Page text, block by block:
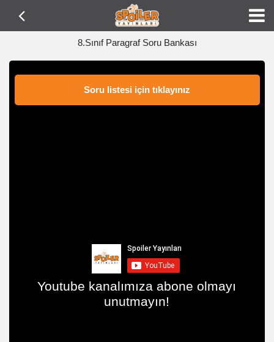
8.Sınıf Paragraf Soru Bankası
Soru listesi için tıklayınız
Youtube kanalımıza abone olmayı
unutmayın!